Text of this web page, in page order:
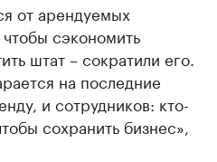
от арендуемых
сэкономить
штат – сократили его.
на последние
и сотрудников: кто-
сохранить бизнес»,